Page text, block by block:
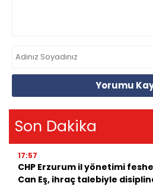
Yorumu
Son Dakika
17:57
CHP Erzurum il yönetimi
Can Eş, ihraç talebiyle